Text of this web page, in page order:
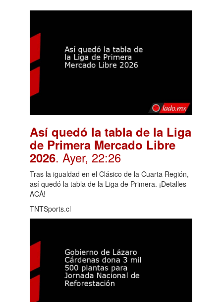
Así quedó la tabla de la Liga
de Primera Mercado Libre
2026. Ayer, 22:26
Tras la igualdad en el Clásico de la Cuarta Región,
así quedó la tabla de la Liga de Primera. ¡Detalles
ACÁ!
TNTSports.cl